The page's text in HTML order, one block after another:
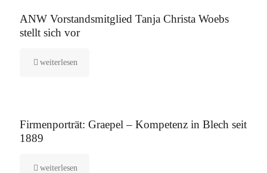
ANW Vorstandsmitglied Tanja Christa Woebs
stellt sich vor
weiterlesen
Firmenporträt: Graepel – Kompetenz in Blech seit
1889
weiterlesen